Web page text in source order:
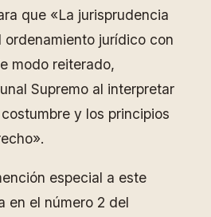
que «La jurisprudencia
ordenamiento jurídico con
modo reiterado,
Supremo al interpretar
y los principios
especial a este
en el número 2 del